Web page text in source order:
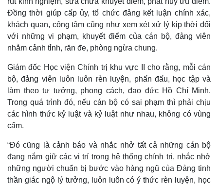
Doanh nghiệp
Thông tin doanh nghiệp
Doanh nhân
Vì cộng đồng
Công nghệ
Trải nghiệm
Chuyển đổi số
Đồng thời giúp cấp ủy, tổ chức đảng kết luận chính xác,
khách quan, công tâm cũng như xem xét xử lý kịp thời đối
với những vi phạm, khuyết điểm của cán bộ, đảng viên
nhằm cảnh tỉnh, răn đe, phòng ngừa chung.
Giám đốc Học viện Chính trị khu vực II cho rằng, mỗi cán
bộ, đảng viên luôn luôn rèn luyện, phấn đấu, học tập và
làm theo tư tưởng, phong cách, đạo đức Hồ Chí Minh.
Trong quá trình đó, nếu cán bộ có sai phạm thì phải chịu
các hình thức kỷ luật và kỷ luật như nhau, không có vùng
cấm.
“Đó cũng là cảnh báo và nhắc nhở tất cả những cán bộ
đang nắm giữ các vị trí trong hệ thống chính trị, nhắc nhở
những người chuẩn bị bước vào hàng ngũ của Đảng tinh
thần giác ngộ lý tưởng, luôn luôn có ý thức rèn luyện, học